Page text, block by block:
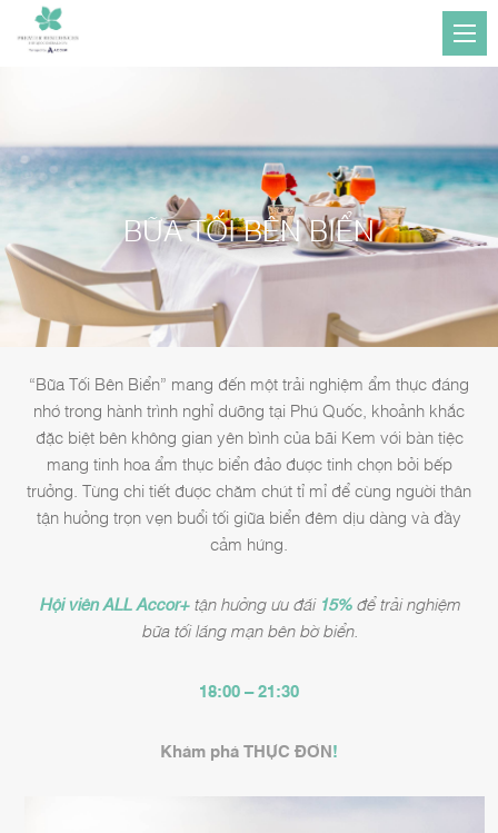
BỮA TỐI BÊN BIỂN
“Bữa Tối Bên Biển” mang đến một trải nghiệm ẩm thực đáng
nhớ trong hành trình nghỉ dưỡng tại Phú Quốc, khoảnh khắc
đặc biệt bên không gian yên bình của bãi Kem với bàn tiệc
mang tinh hoa ẩm thực biển đảo được tinh chọn bởi bếp
trưởng. Từng chi tiết được chăm chút tỉ mỉ để cùng người thân
tận hưởng trọn vẹn buổi tối giữa biển đêm dịu dàng và đầy
cảm hứng.
Hội viên ALL Accor+tận hưởng ưu đãi 15%để trải nghiệm
bữa tối lãng mạn bên bờ biển.
18:00 – 21:30
Khám phá THỰC ĐƠN!